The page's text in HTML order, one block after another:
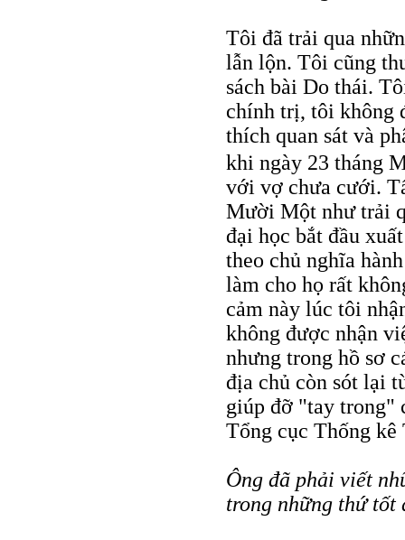
Tôi đã trải qua
lẫn lộn. Tôi cũng
sách bài Do thái.
chính trị, tôi không
thích quan sát và
khi ngày 23 tháng
với vợ chưa cưới.
Mười Một như trải
đại học bắt đầu
theo chủ nghĩa
làm cho họ rất
cảm này lúc tôi
không được nhận
nhưng trong hồ sơ
địa chủ còn sót lại
giúp đỡ "tay trong"
Tổng cục Thống kê
Ông đã phải viết
trong những thứ tốt